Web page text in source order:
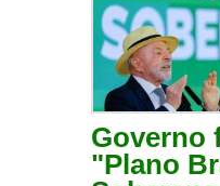
Governo
"Plano